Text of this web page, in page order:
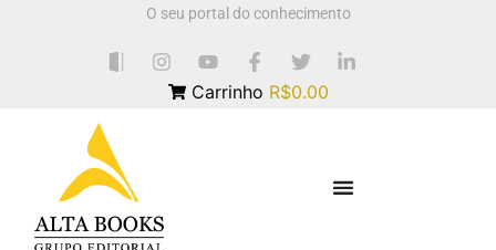
O seu portal do conhecimento
Carrinho R$0.00